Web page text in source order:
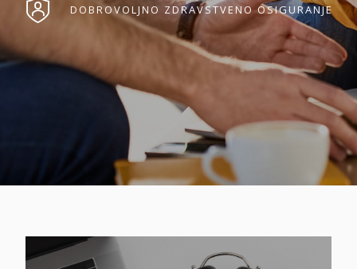
DOBROVOLJNO ZDRAVSTVENO OSIGURANJE